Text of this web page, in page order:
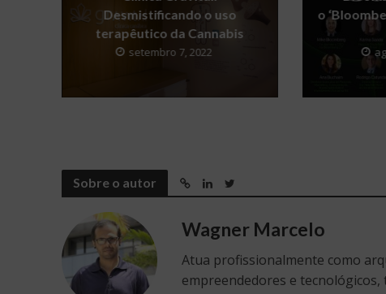
Desmistificando o uso
terapêutico da Cannabis
setembro 7, 2022
o
Sobre o autor
Wagner Marcelo
Atua profissionalmente como
empreendedores e